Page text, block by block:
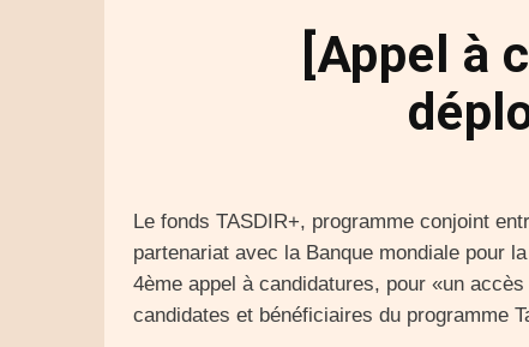
[Appel à
Le fonds TASDIR+, programme conjoint
partenariat avec la Banque mondiale pour
4ème appel à candidatures, pour «un
candidates et bénéficiaires du programme